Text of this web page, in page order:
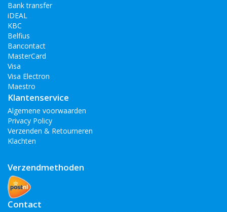
Bank transfer
iDEAL
KBC
Belfius
Bancontact
MasterCard
Visa
Visa Electron
Maestro
Klantenservice
Algemene voorwaarden
Privacy Policy
Verzenden & Retourneren
Klachten
Verzendmethoden
Contact